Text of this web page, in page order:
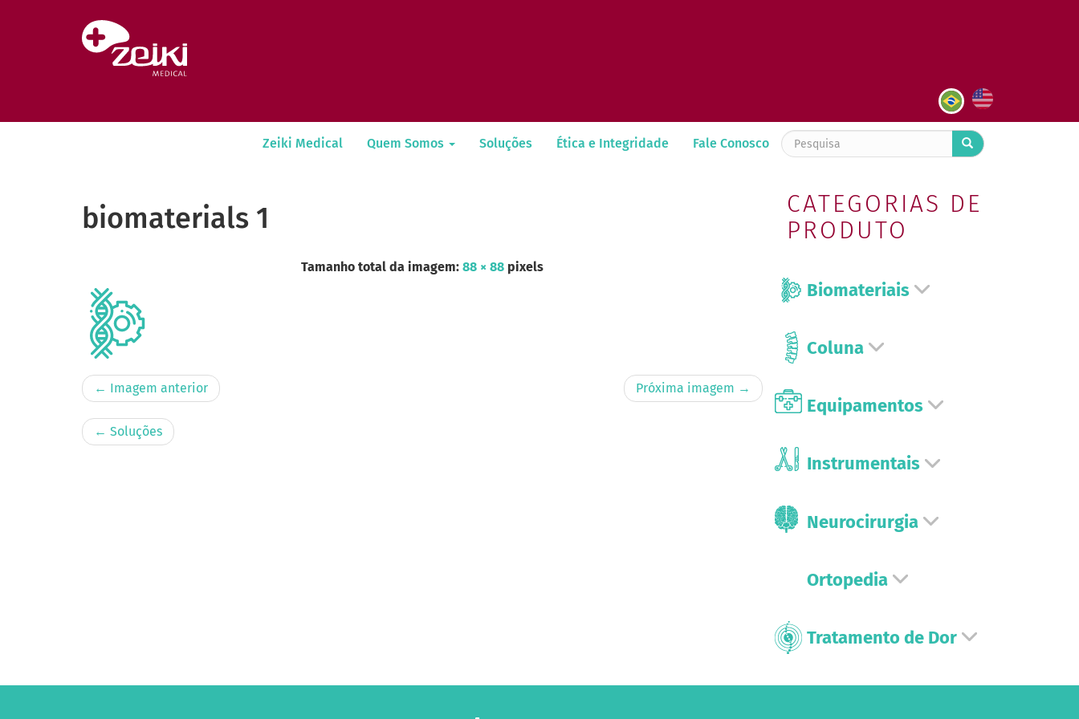
Zeiki Medical Quem Somos Soluções Ética e Integridade Fale Conosco
biomaterials 1
Tamanho total da imagem: 88× 88pixels
← Imagem anterior Próxima imagem →
← Soluções
CATEGORIAS DE
PRODUTO
Biomateriais
Coluna
Equipamentos
Instrumentais
Neurocirurgia
Ortopedia
Tratamento de Dor